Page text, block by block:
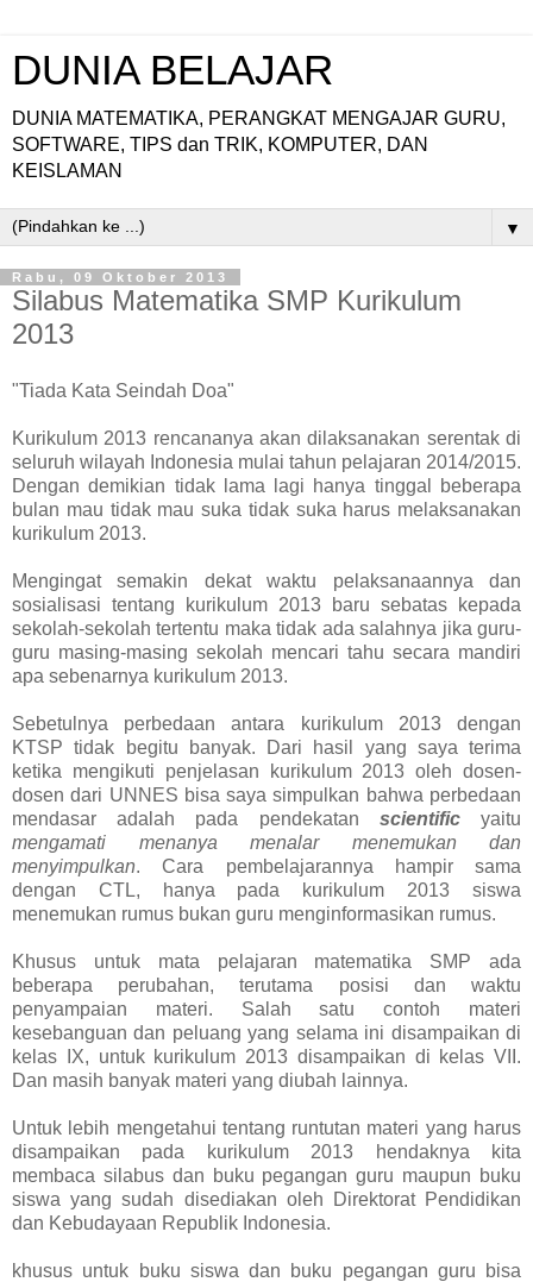
DUNIA BELAJAR
DUNIA MATEMATIKA, PERANGKAT MENGAJAR GURU,
SOFTWARE, TIPS dan TRIK, KOMPUTER, DAN
KEISLAMAN
▼
Rabu, 09 Oktober 2013
Silabus Matematika SMP Kurikulum
2013
"Tiada Kata Seindah Doa"
Kurikulum 2013 rencananya akan dilaksanakan serentak di
seluruh wilayah Indonesia mulai tahun pelajaran 2014/2015.
Dengan demikian tidak lama lagi hanya tinggal beberapa
bulan mau tidak mau suka tidak suka harus melaksanakan
kurikulum 2013.
Mengingat semakin dekat waktu pelaksanaannya dan
sosialisasi tentang kurikulum 2013 baru sebatas kepada
sekolah-sekolah tertentu maka tidak ada salahnya jika guru-
guru masing-masing sekolah mencari tahu secara mandiri
apa sebenarnya kurikulum 2013.
Sebetulnya perbedaan antara kurikulum 2013 dengan
KTSP tidak begitu banyak. Dari hasil yang saya terima
ketika mengikuti penjelasan kurikulum 2013 oleh dosen-
dosen dari UNNES bisa saya simpulkan bahwa perbedaan
mendasar adalah pada pendekatan scientificyaitu
mengamati menanya menalar menemukan dan
menyimpulkan. Cara pembelajarannya hampir sama
dengan CTL, hanya pada kurikulum 2013 siswa
menemukan rumus bukan guru menginformasikan rumus.
Khusus untuk mata pelajaran matematika SMP ada
beberapa perubahan, terutama posisi dan waktu
penyampaian materi. Salah satu contoh materi
kesebanguan dan peluang yang selama ini disampaikan di
kelas IX, untuk kurikulum 2013 disampaikan di kelas VII.
Dan masih banyak materi yang diubah lainnya.
Untuk lebih mengetahui tentang runtutan materi yang harus
disampaikan pada kurikulum 2013 hendaknya kita
membaca silabus dan buku pegangan guru maupun buku
siswa yang sudah disediakan oleh Direktorat Pendidikan
dan Kebudayaan Republik Indonesia.
khusus untuk buku siswa dan buku pegangan guru bisa